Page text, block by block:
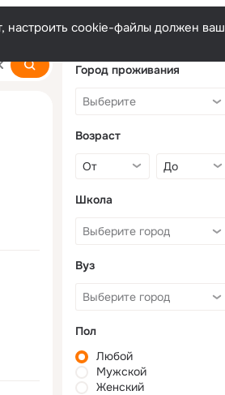
настроить cookie-файлы должен ваш
Город проживания
Возраст
Школа
Вуз
Пол
Любой
Мужской
Женский